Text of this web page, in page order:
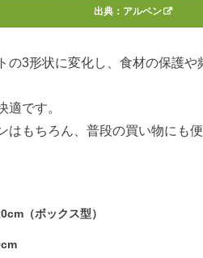
出典： アルペン
の3形状に変化し、食材の保護
適です。
はもちろん、普段の買い物にも
（ボックス型）